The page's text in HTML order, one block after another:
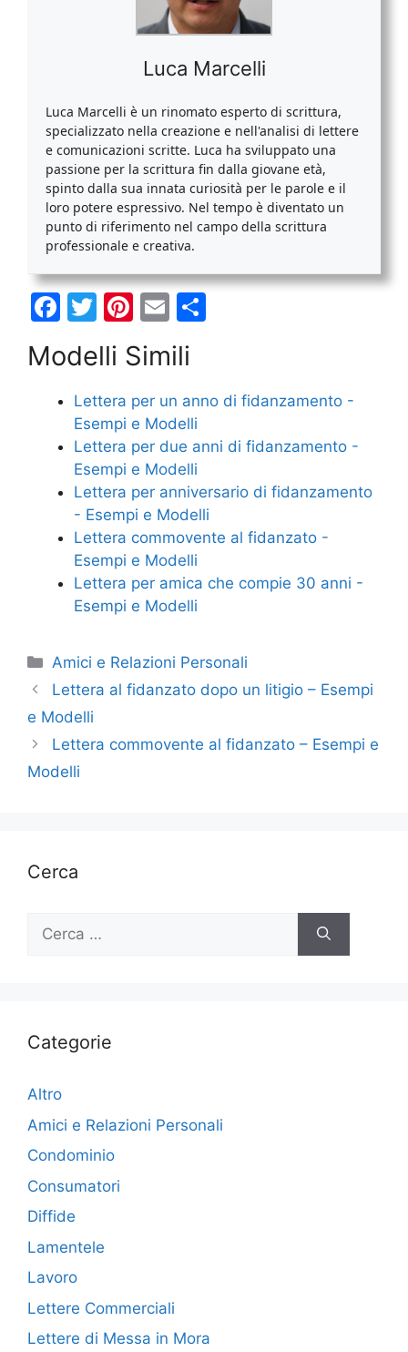
Luca Marcelli
Luca Marcelli è un rinomato esperto di scrittura,
specializzato nella creazione e nell'analisi di lettere
e comunicazioni scritte. Luca ha sviluppato una
passione per la scrittura fin dalla giovane età,
spinto dalla sua innata curiosità per le parole e il
loro potere espressivo. Nel tempo è diventato un
punto di riferimento nel campo della scrittura
professionale e creativa.
F
c
e
b
o
o
k
T
w
itt
er
Pi
nt
er
e
st
E
m
ai
l
di
di
Modelli Simili
Lettera per un anno di fidanzamento -
Esempi e Modelli
Lettera per due anni di fidanzamento -
Esempi e Modelli
Lettera per anniversario di fidanzamento
- Esempi e Modelli
Lettera commovente al fidanzato -
Esempi e Modelli
Lettera per amica che compie 30 anni -
Esempi e Modelli
Categorie
Amici e Relazioni Personali
Lettera al fidanzato dopo un litigio – Esempi
e Modelli
Lettera commovente al fidanzato – Esempi e
Modelli
Cerca
Ricerca
Categorie
Altro
Amici e Relazioni Personali
Condominio
Consumatori
Diffide
Lamentele
Lavoro
Lettere Commerciali
Lettere di Messa in Mora